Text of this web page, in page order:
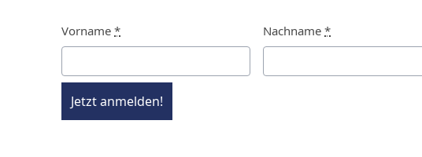
Vorname * Nachname *
Jetzt anmelden!